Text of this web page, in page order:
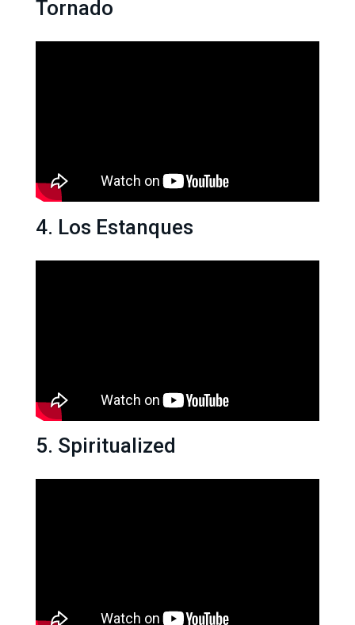
Tornado
4. Los Estanques
5. Spiritualized